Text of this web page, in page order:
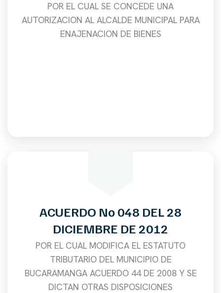
POR EL CUAL SE CONCEDE UNA
AUTORIZACION AL ALCALDE MUNICIPAL PARA
ENAJENACION DE BIENES
ACUERDO No 048 DEL 28
DICIEMBRE DE 2012
POR EL CUAL MODIFICA EL ESTATUTO
TRIBUTARIO DEL MUNICIPIO DE
BUCARAMANGA ACUERDO 44 DE 2008 Y SE
DICTAN OTRAS DISPOSICIONES